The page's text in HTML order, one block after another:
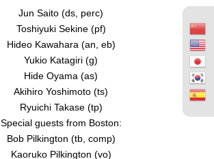
Jun Saito (ds, perc)
Toshiyuki Sekine (pf)
Hideo Kawahara (an, eb)
Yukio Katagiri (g)
Hide Oyama (as)
Akihiro Yoshimoto (ts)
Ryuichi Takase (tp)
Special guests from Boston:
Bob Pilkington (tb, comp)
Kaoruko Pilkington (vo)